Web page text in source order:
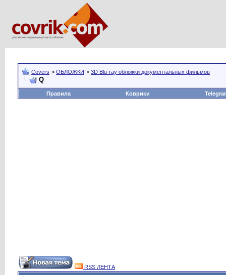
Covers > ОБЛОЖКИ > 3D Blu-ray обложки документальных фильмов
Q
Правила Коврики
RSS ЛЕНТА